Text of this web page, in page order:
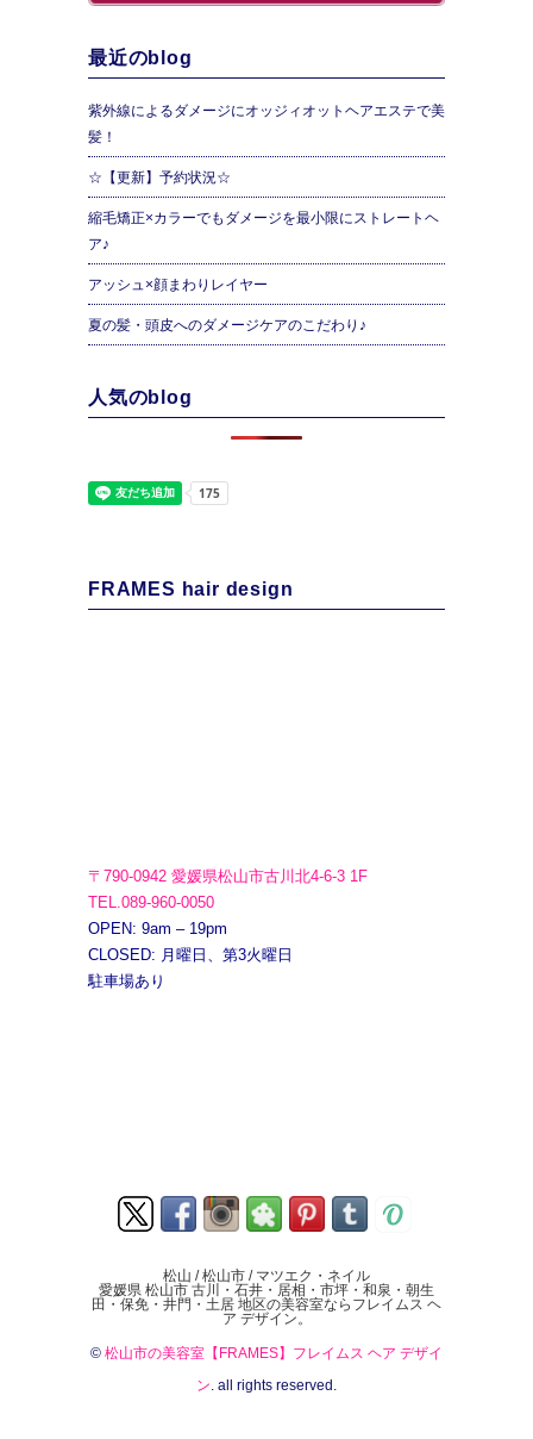
最近のblog
紫外線によるダメージにオッジィオットヘアエステで美
髪！
☆【更新】予約状況☆
縮毛矯正×カラーでもダメージを最小限にストレートヘ
ア♪
アッシュ×顔まわりレイヤー
夏の髪・頭皮へのダメージケアのこだわり♪
人気のblog
FRAMES hair design
〒790-0942 愛媛県松山市古川北4-6-3 1F
TEL.089-960-0050
OPEN: 9am – 19pm
CLOSED: 月曜日、第3火曜日
駐車場あり
松山 / 松山市 / マツエク・ネイル
愛媛県 松山市 古川・石井・居相・市坪・和泉・朝生
田・保免・井門・土居 地区の美容室ならフレイムス ヘ
ア デザイン。
© 松山市の美容室【FRAMES】フレイムス ヘア デザイ
ン. all rights reserved.